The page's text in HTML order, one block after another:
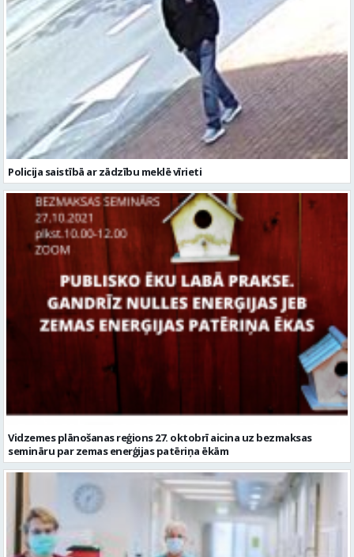
Policija saistībā ar zādzību meklē vīrieti
Vidzemes plānošanas reģions 27. oktobrī aicina uz bezmaksas
semināru par zemas enerģijas patēriņa ēkām